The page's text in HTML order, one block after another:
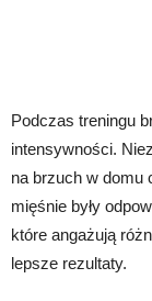
Podczas treningu
intensywności.
na brzuch w domu
mięśnie były
które angażują
lepsze rezultaty.